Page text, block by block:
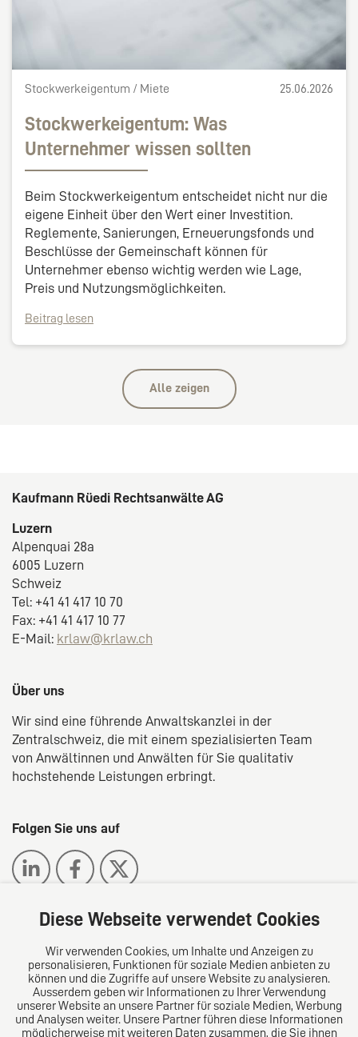
Stockwerkeigentum / Miete 25.06.2026
Stockwerkeigentum: Was
Unternehmer wissen sollten
Beim Stockwerkeigentum entscheidet nicht nur die
eigene Einheit über den Wert einer Investition.
Reglemente, Sanierungen, Erneuerungsfonds und
Beschlüsse der Gemeinschaft können für
Unternehmer ebenso wichtig werden wie Lage,
Preis und Nutzungsmöglichkeiten.
Beitrag lesen
Alle zeigen
Kaufmann Rüedi Rechtsanwälte AG
Luzern
Alpenquai 28a
6005 Luzern
Schweiz
Tel: +41 41 417 10 70
Fax: +41 41 417 10 77
E-Mail: krlaw@krlaw.ch
Über uns
Wir sind eine führende Anwaltskanzlei in der
Zentralschweiz, die mit einem spezialisierten Team
von Anwältinnen und Anwälten für Sie qualitativ
hochstehende Leistungen erbringt.
Folgen Sie uns auf
Das europäische Kanzlei-Netzwerk
Diese Webseite verwendet Cookies
Wir verwenden Cookies, um Inhalte und Anzeigen zu
personalisieren, Funktionen für soziale Medien anbieten zu
können und die Zugriffe auf unsere Website zu analysieren.
Ausserdem geben wir Informationen zu Ihrer Verwendung
unserer Website an unsere Partner für soziale Medien, Werbung
und Analysen weiter. Unsere Partner führen diese Informationen
möglicherweise mit weiteren Daten zusammen, die Sie ihnen